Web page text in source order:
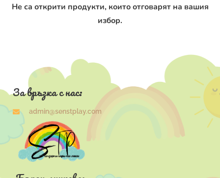
Не са открити продукти, които отговарят на вашия
избор.
За връзка с нас:
admin@senstplay.com